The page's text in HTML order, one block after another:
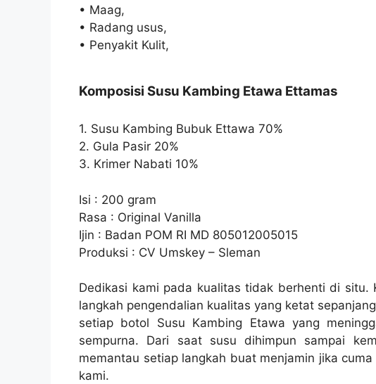
• Maag,
• Radang usus,
• Penyakit Kulit,
Komposisi Susu Kambing Etawa Ettamas
1. Susu Kambing Bubuk Ettawa 70%
2. Gula Pasir 20%
3. Krimer Nabati 10%
Isi : 200 gram
Rasa : Original Vanilla
Ijin : Badan POM RI MD 805012005015
Produksi : CV Umskey – Sleman
Dedikasi kami pada kualitas tidak berhenti di situ.
langkah pengendalian kualitas yang ketat
setiap botol Susu Kambing Etawa yang
sempurna. Dari saat susu dihimpun sampai
memantau setiap langkah buat menjamin jika
kami.